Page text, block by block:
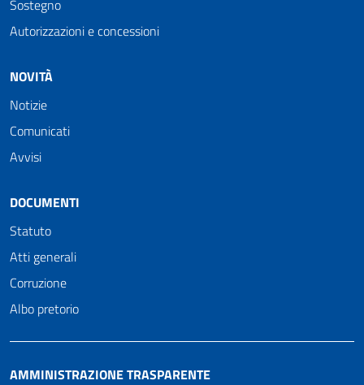
Sostegno
Autorizzazioni e concessioni
NOVITÀ
Notizie
Comunicati
Avvisi
DOCUMENTI
Statuto
Atti generali
Corruzione
Albo pretorio
AMMINISTRAZIONE TRASPARENTE